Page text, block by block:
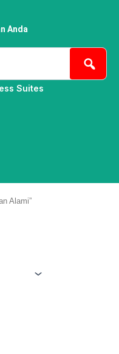
Anda
Suites
Alami”